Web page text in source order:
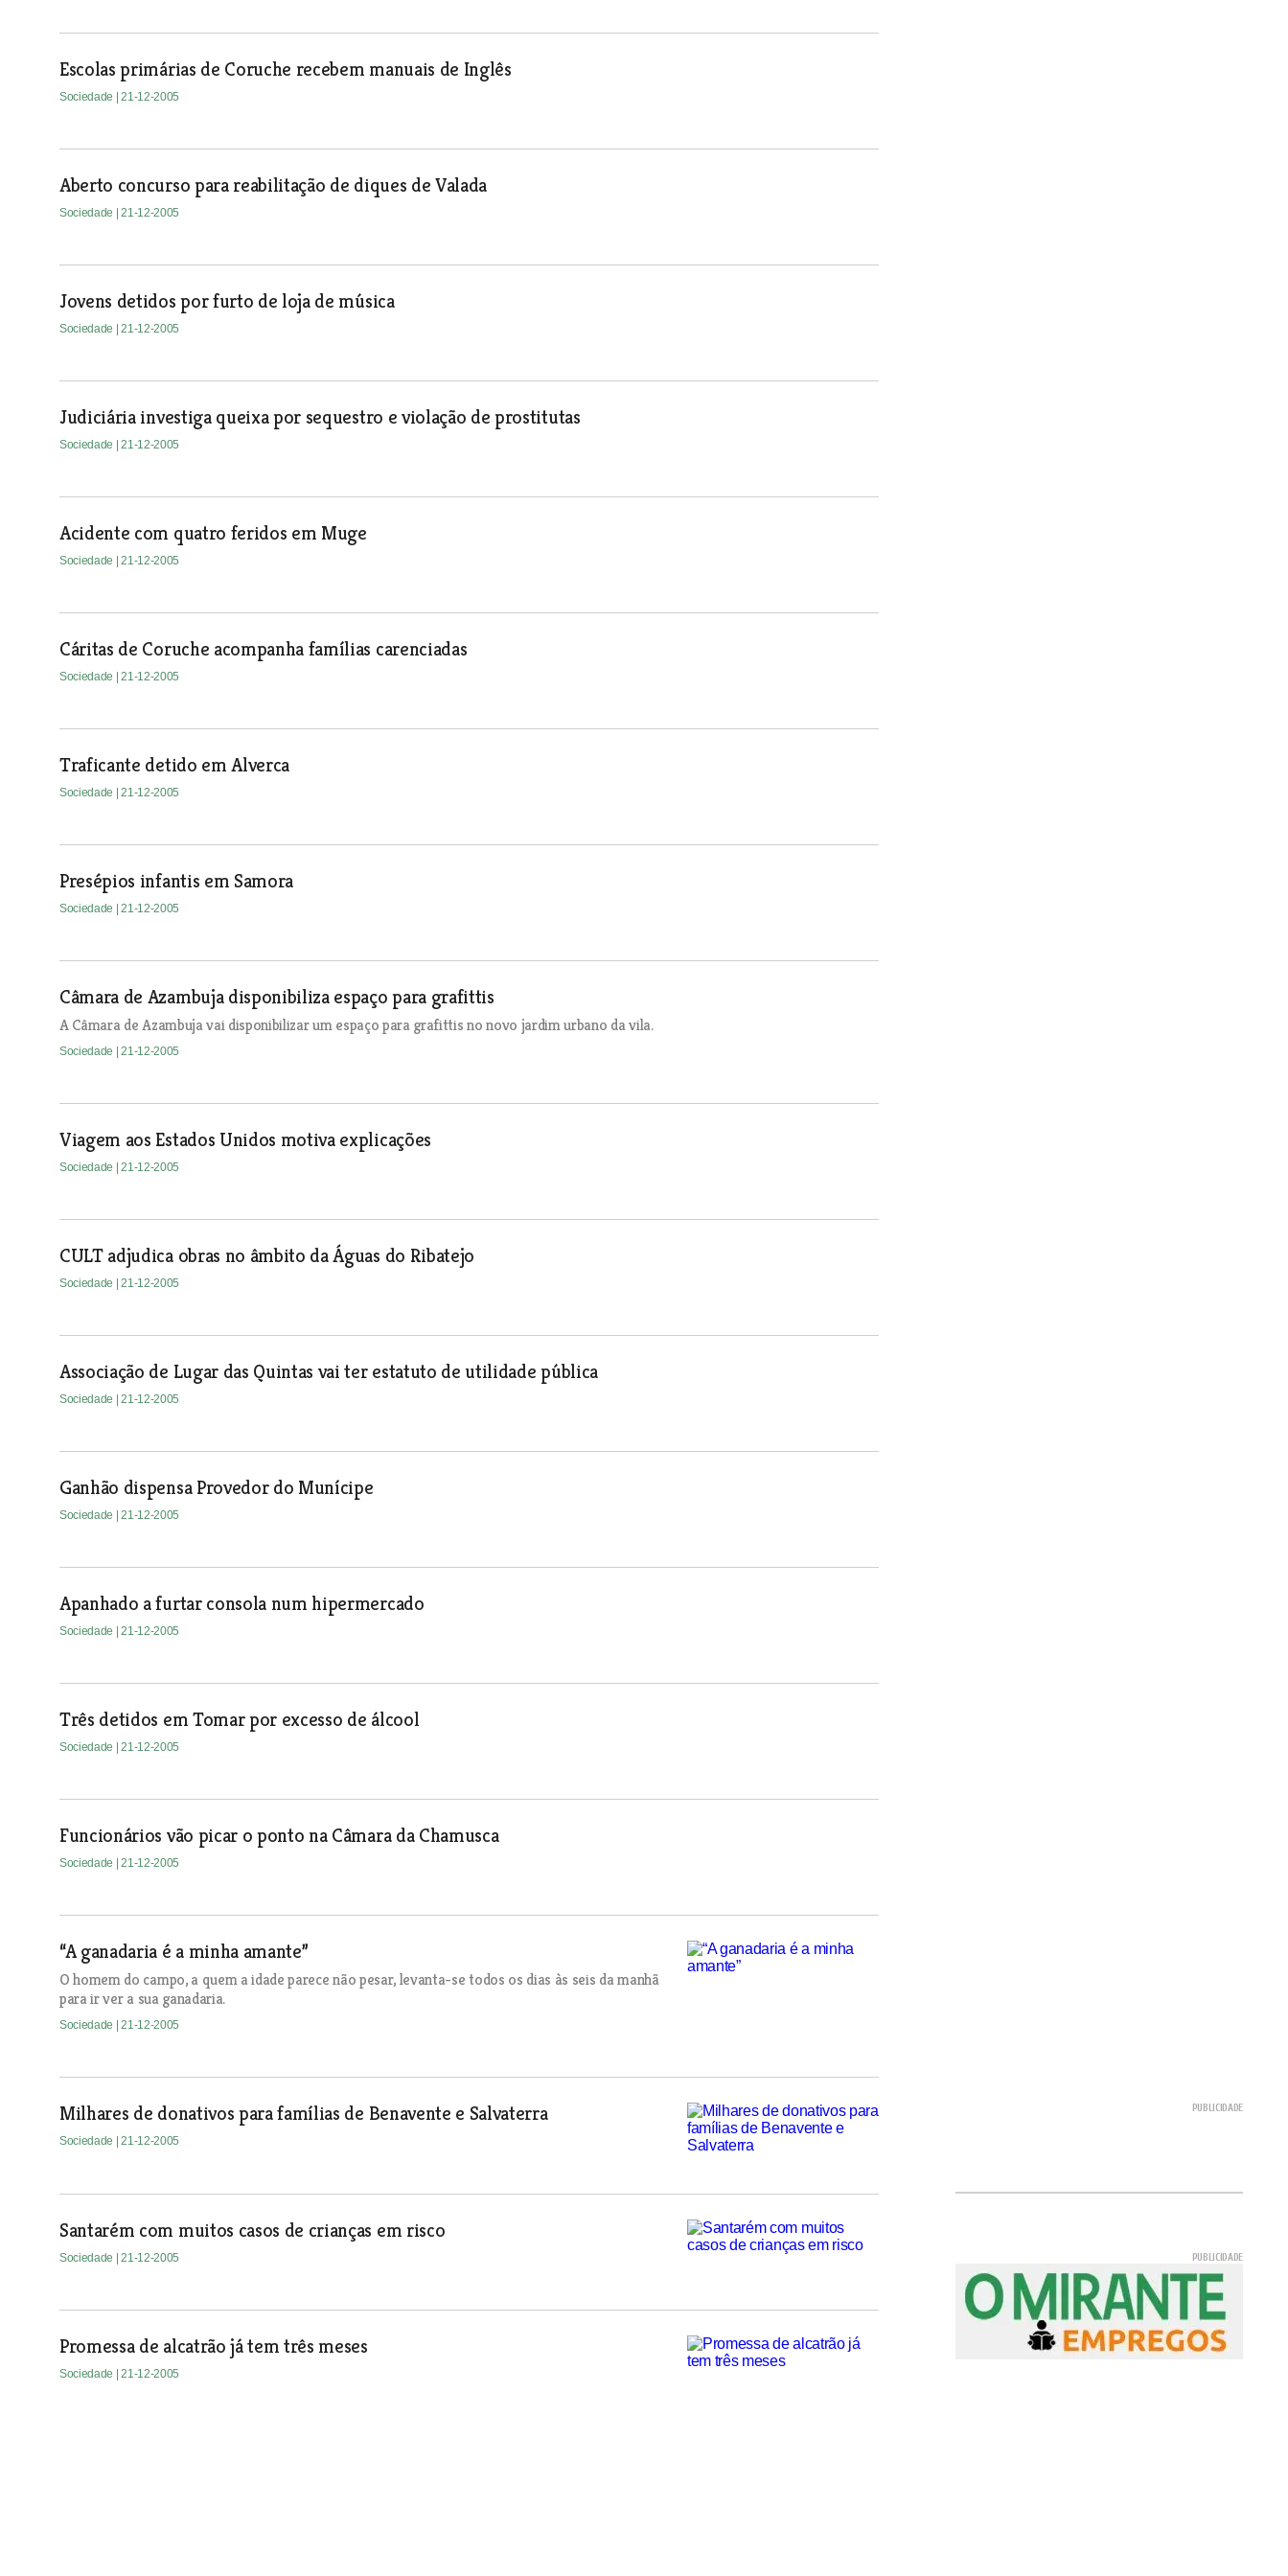
Escolas primárias de Coruche recebem manuais de Inglês
Sociedade | 21-12-2005
Aberto concurso para reabilitação de diques de Valada
Sociedade | 21-12-2005
Jovens detidos por furto de loja de música
Sociedade | 21-12-2005
Judiciária investiga queixa por sequestro e violação de prostitutas
Sociedade | 21-12-2005
Acidente com quatro feridos em Muge
Sociedade | 21-12-2005
Cáritas de Coruche acompanha famílias carenciadas
Sociedade | 21-12-2005
Traficante detido em Alverca
Sociedade | 21-12-2005
Presépios infantis em Samora
Sociedade | 21-12-2005
Câmara de Azambuja disponibiliza espaço para grafittis
A Câmara de Azambuja vai disponibilizar um espaço para grafittis no novo jardim urbano da vila.
Sociedade | 21-12-2005
Viagem aos Estados Unidos motiva explicações
Sociedade | 21-12-2005
CULT adjudica obras no âmbito da Águas do Ribatejo
Sociedade | 21-12-2005
Associação de Lugar das Quintas vai ter estatuto de utilidade pública
Sociedade | 21-12-2005
Ganhão dispensa Provedor do Munícipe
Sociedade | 21-12-2005
Apanhado a furtar consola num hipermercado
Sociedade | 21-12-2005
Três detidos em Tomar por excesso de álcool
Sociedade | 21-12-2005
Funcionários vão picar o ponto na Câmara da Chamusca
Sociedade | 21-12-2005
“A ganadaria é a minha amante”
O homem do campo, a quem a idade parece não pesar, levanta-se todos os dias às seis da manhã
para ir ver a sua ganadaria.
Sociedade | 21-12-2005
Milhares de donativos para famílias de Benavente e Salvaterra
Sociedade | 21-12-2005
Santarém com muitos casos de crianças em risco
Sociedade | 21-12-2005
Promessa de alcatrão já tem três meses
Sociedade | 21-12-2005